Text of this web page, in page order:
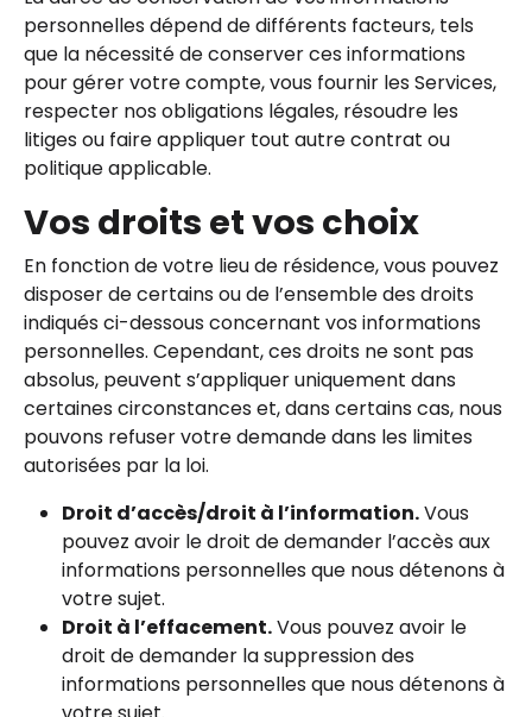
personnelles dépend de différents facteurs, tels
que la nécessité de conserver ces informations
pour gérer votre compte, vous fournir les Services,
respecter nos obligations légales, résoudre les
litiges ou faire appliquer tout autre contrat ou
politique applicable.
Vos droits et vos choix
En fonction de votre lieu de résidence, vous pouvez
disposer de certains ou de l’ensemble des droits
indiqués ci-dessous concernant vos informations
personnelles. Cependant, ces droits ne sont pas
absolus, peuvent s’appliquer uniquement dans
certaines circonstances et, dans certains cas, nous
pouvons refuser votre demande dans les limites
autorisées par la loi.
Droit d’accès/droit à l’information.Vous
pouvez avoir le droit de demander l’accès aux
informations personnelles que nous détenons à
votre sujet.
Droit à l’effacement.Vous pouvez avoir le
droit de demander la suppression des
informations personnelles que nous détenons à